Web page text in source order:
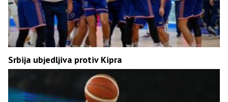
Srbija ubjedljiva protiv Kipra